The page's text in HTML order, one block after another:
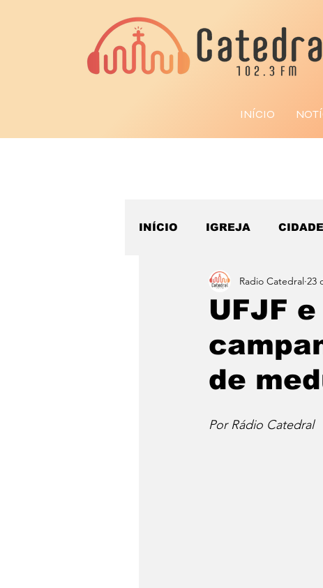
INÍCIO
INÍCIO IGREJA CIDADE
ESPORTE
UFJF
de
Radio Catedral 23
Por Rádio Catedral